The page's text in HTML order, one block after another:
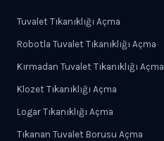
Tuvalet Tıkanıklığı Açma
Robotla Tuvalet Tıkanıklığı Açma
Kırmadan Tuvalet Tıkanıklığı Açma
Klozet Tıkanıklığı Açma
Logar Tıkanıklığı Açma
Tıkanan Tuvalet Borusu Açma